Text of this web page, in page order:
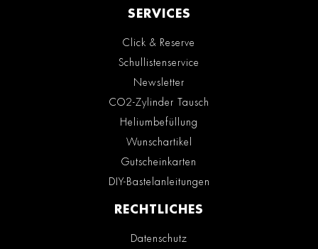
SERVICES
Click & Reserve
Schullistenservice
Newsletter
CO2-Zylinder Tausch
Heliumbefüllung
Wunschartikel
Gutscheinkarten
DIY-Bastelanleitungen
RECHTLICHES
Datenschutz